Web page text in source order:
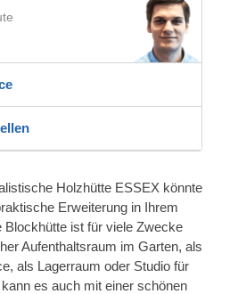
Holzhütte ESSEX könnte
Erweiterung in Ihrem
Blockhütte ist für viele Zwecke
Aufenthaltsraum im Garten, als
als Lagerraum oder Studio für
es auch mit einer schönen